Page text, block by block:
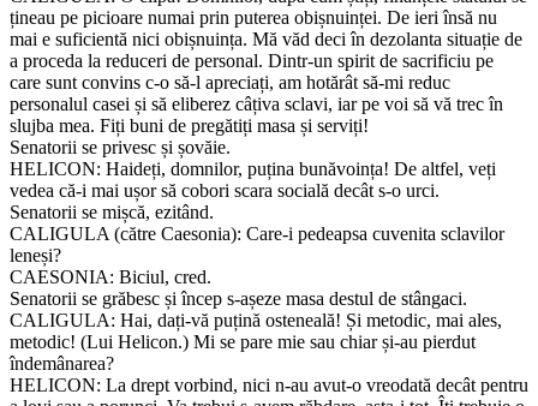
țineau pe picioare numai prin puterea obișnuinței. De ieri însă nu
mai e suficientă nici obișnuința. Mă văd deci în dezolanta situație de
a proceda la reduceri de personal. Dintr-un spirit de sacrificiu pe
care sunt convins c-o să-l apreciați, am hotărât să-mi reduc
personalul casei și să eliberez câțiva sclavi, iar pe voi să vă trec în
slujba mea. Fiți buni de pregătiți masa și serviți!
Senatorii se privesc și șovăie.
HELICON: Haideți, domnilor, puțina bunăvoința! De altfel, veți
vedea că-i mai ușor să cobori scara socială decât s-o urci.
Senatorii se mișcă, ezitând.
CALIGULA (către Caesonia): Care-i pedeapsa cuvenita sclavilor
leneși?
CAESONIA: Biciul, cred.
Senatorii se grăbesc și încep s-așeze masa destul de stângaci.
CALIGULA: Hai, dați-vă puțină osteneală! Și metodic, mai ales,
metodic! (Lui Helicon.) Mi se pare mie sau chiar și-au pierdut
îndemânarea?
HELICON: La drept vorbind, nici n-au avut-o vreodată decât pentru